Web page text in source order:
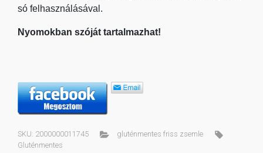
só felhasználásával.
Nyomokban szóját tartalmazhat!
SKU: 2000000011745
gluténmentes friss zsemle
Gluténmentes